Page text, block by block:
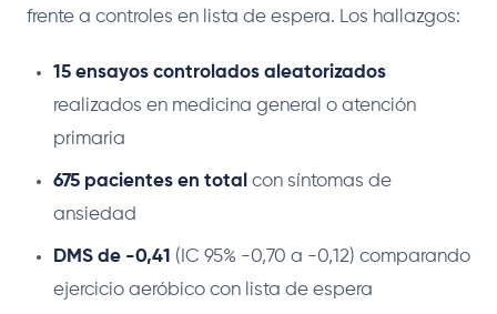
frente a controles en lista de espera. Los hallazgos:
15 ensayos controlados aleatorizados
realizados en medicina general o atención
primaria
675 pacientes en total con síntomas de
ansiedad
DMS de -0,41 (IC 95% -0,70 a -0,12) comparando
ejercicio aeróbico con lista de espera